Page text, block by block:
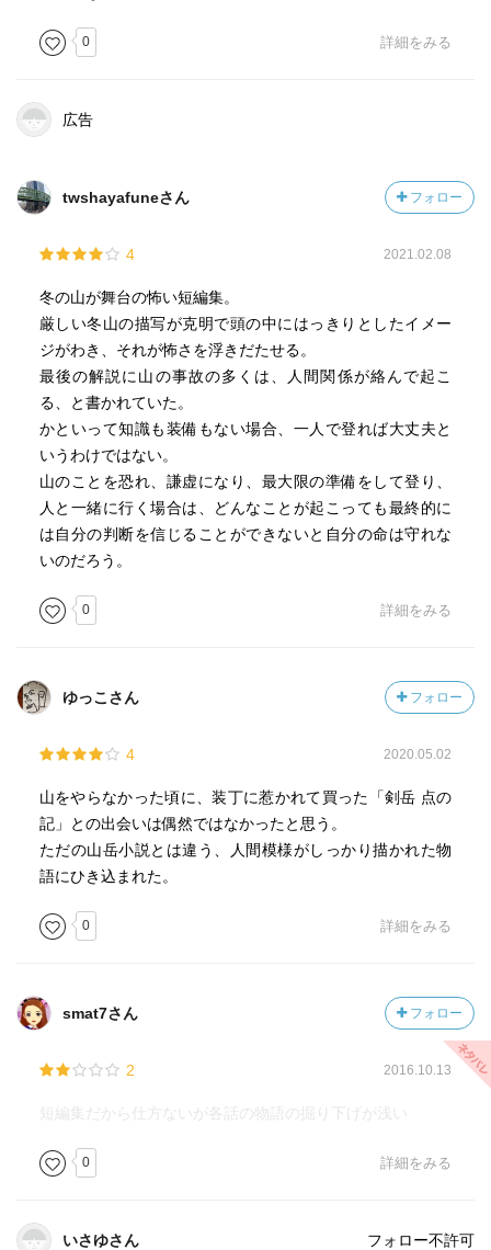
なってしまったり（『おかしな遭難』 ）、
い込んでいたが、無事だった仲間からは自分が遭難したと
虚しい意地の張り合いにより遭難しかけたり（『蔵王越
に求婚した男性と山へ行き悲劇に遭ったり（『愛鷹山（あ
したかやま）』 ）、
三人のパーティーのうち二人が雪崩により亡くなり、残っ
た一人がその後の人生で大きなハンディを負ったり（『雪
崩』 ）、
と、男女関係における変な意識や嫉妬や男の下らないプラ
イドという、命の重さと比べると、なんとも下らない理由
で山での判断を狂わせて、そして遭難に至る展開が多かっ
たですね… 感情と理性のバランスって難しいですね。
あと、なんだか「新田次郎」作品って、とんでもなくイヤ
0 詳細をみる
広告
twshayafuneさん フォロー
4 2021.02.08
冬の山が舞台の怖い短編集。
厳しい冬山の描写が克明で頭の中にはっきりとしたイメー
ジがわき、それが怖さを浮きだたせる。
最後の解説に山の事故の多くは、人間関係が絡んで起こ
る、と書かれていた。
かといって知識も装備もない場合、一人で登れば大丈夫と
いうわけではない。
山のことを恐れ、謙虚になり、最大限の準備をして登り、
人と一緒に行く場合は、どんなことが起こっても最終的に
は自分の判断を信じることができないと自分の命は守れな
いのだろう。
0 詳細をみる
ゆっこさん フォロー
4 2020.05.02
山をやらなかった頃に、装丁に惹かれて買った「剣岳 点の
記」との出会いは偶然ではなかったと思う。
ただの山岳小説とは違う、人間模様がしっかり描かれた物
語にひき込まれた。
0 詳細をみる
smat7さん フォロー
2 2016.10.13
短編集だから仕方ないが各話の物語の掘り下げが浅い
0 詳細をみる
いさゆさん フォロー不許可